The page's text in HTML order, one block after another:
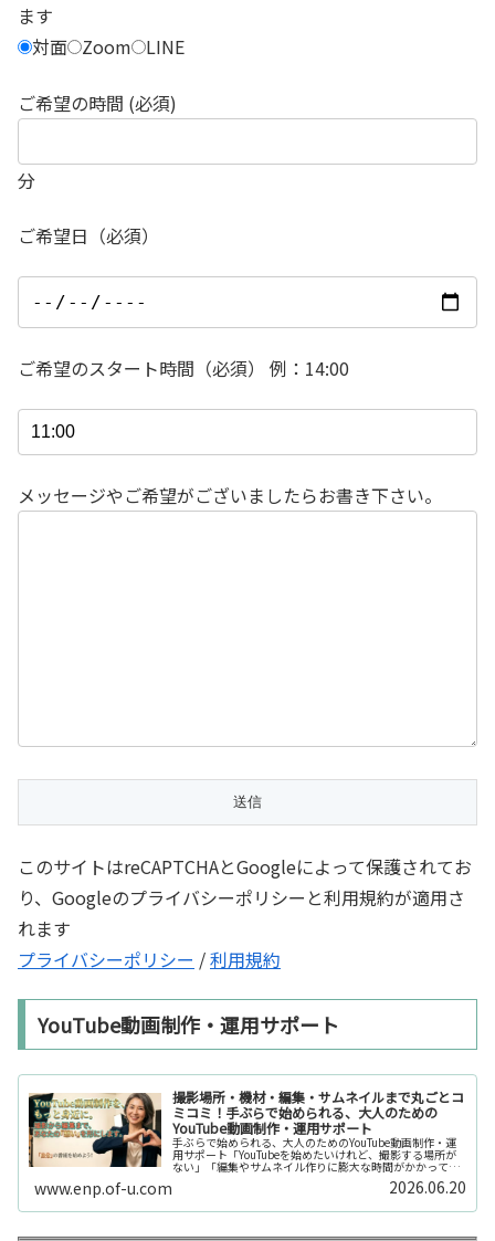
ます
対面 Zoom LINE
ご希望の時間 (必須)
分
ご希望日（必須）
ご希望のスタート時間（必須） 例：14:00
メッセージやご希望がございましたらお書き下さい。
このサイトはreCAPTCHAとGoogleによって保護されてお
り、Googleのプライバシーポリシーと利用規約が適用さ
れます
プライバシーポリシー /利用規約
YouTube動画制作・運用サポート
撮影場所・機材・編集・サムネイルまで丸ごとコ
ミコミ！手ぶらで始められる、大人のための
YouTube動画制作・運用サポート
手ぶらで始められる、大人のためのYouTube動画制作・運
用サポート「YouTubeを始めたいけれど、撮影する場所が
ない」「編集やサムネイル作りに膨大な時間がかかって長
続きしない」「機材を揃えるだけで何万円もかかってしま
www.enp.of-u.com 2026.06.20